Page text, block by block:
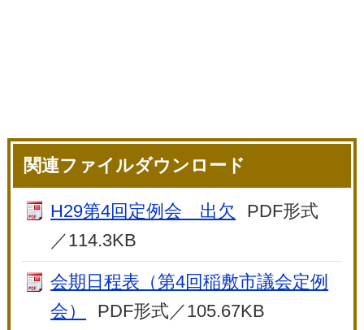
関連ファイルダウンロード
H29第4回定例会 出欠
PDF形式
／114.3KB
会期日程表（第4回稲敷市議会定例
会）
PDF形式／105.67KB